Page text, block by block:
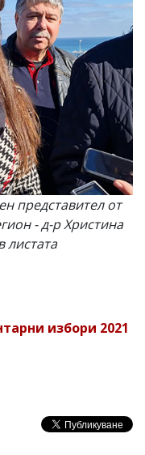
представител от
- д-р Христина
листата
избори 2021